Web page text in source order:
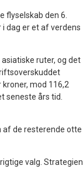
flyselskab den 6.
dag er et af verdens
ruter, og det
mod 116,2
seneste års tid.
af de resterende otte
valg. Strategien